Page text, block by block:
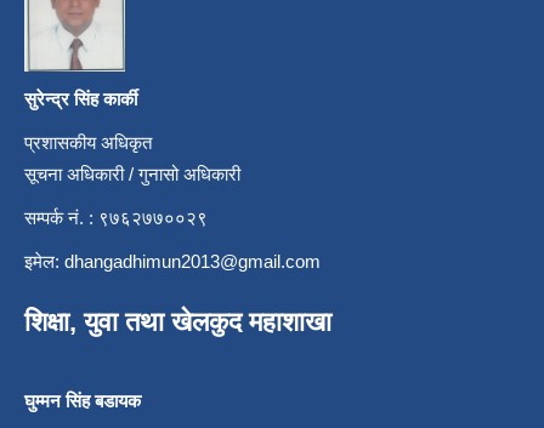
सुरेन्द्र सिंह कार्की
प्रशासकीय अधिकृत
सूचना अधिकारी / गुनासो अधिकारी
सम्पर्क नं. : ९७६२७७००२९
इमेल: dhangadhimun2013@gmail.com
शिक्षा, युवा तथा खेलकुद महाशाखा
घुम्मन सिंह बडायक